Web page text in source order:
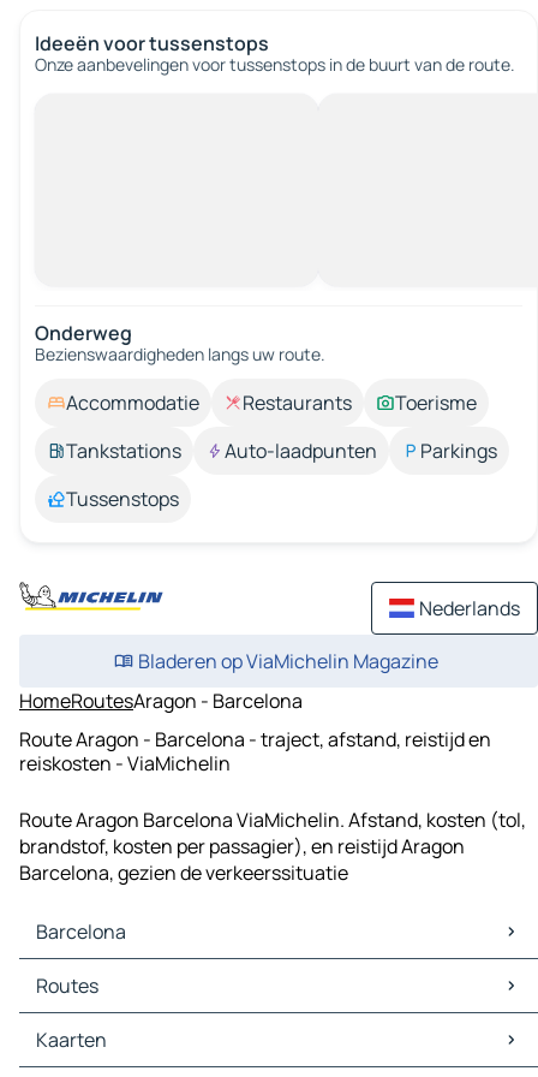
Ideeën voor tussenstops
Onze aanbevelingen voor tussenstops in de buurt van de route.
Onderweg
Bezienswaardigheden langs uw route.
Accommodatie Restaurants
Toerisme
Tankstations
Auto-laadpunten
Parkings
Tussenstops
Nederlands
Bladeren op ViaMichelin Magazine
HomeRoutesAragon - Barcelona
Route Aragon - Barcelona - traject, afstand, reistijd en
reiskosten - ViaMichelin
Route Aragon Barcelona ViaMichelin. Afstand, kosten (tol,
brandstof, kosten per passagier), en reistijd Aragon
Barcelona, gezien de verkeerssituatie
Barcelona
Barcelona Kaarten
Barcelona Verkeer
Barcelona Hotels
Barcelona Restaurants
Routes
Routes Barcelona - Palma
Routes Barcelona - L'Hospitalet de Llobregat
Kaarten